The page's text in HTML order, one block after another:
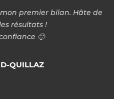
premier bilan. Hâte de
résultats !
🙂
QUILLAZ